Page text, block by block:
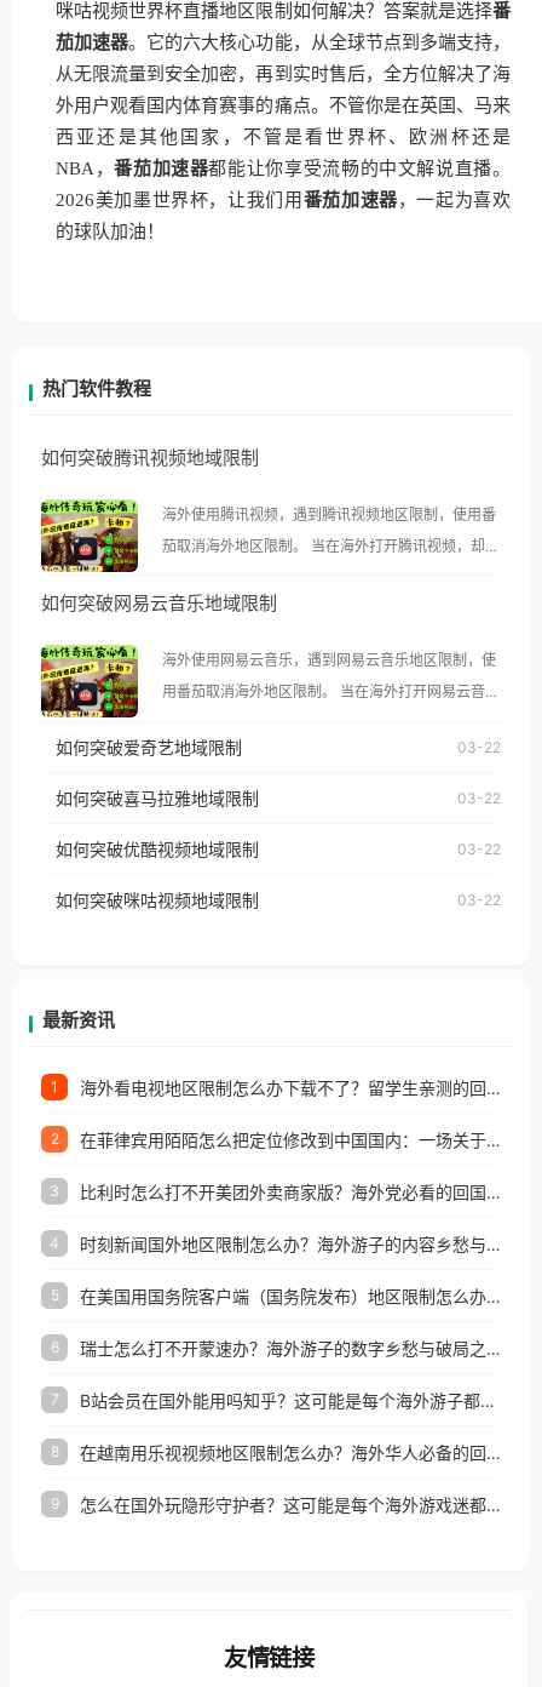
咪咕视频世界杯直播地区限制如何解决？答案就是选择番
茄加速器。它的六大核心功能，从全球节点到多端支持，
从无限流量到安全加密，再到实时售后，全方位解决了海
外用户观看国内体育赛事的痛点。不管你是在英国、马来
西亚还是其他国家，不管是看世界杯、欧洲杯还是
NBA，番茄加速器都能让你享受流畅的中文解说直播。
2026美加墨世界杯，让我们用番茄加速器，一起为喜欢
的球队加油！
热门软件教程
如何突破腾讯视频地域限制
海外使用腾讯视频，遇到腾讯视频地区限制，使用番
茄取消海外地区限制。 当在海外打开腾讯视频，却突
示语。 海外用户如香港、澳门、台湾、美国、加拿
像其他音乐平台一样，出现地区及版权限制问题，且
仅能在中国大陆地区播放。 遇到这个问题的朋友们，
使用番茄回国加速器，即可解决「海外用户收听腾讯
台湾、美国、加拿大、澳大利亚、欧洲等国家和地区
权限制所困扰。
如何突破网易云音乐地域限制
海外使用网易云音乐，遇到网易云音乐地区限制，使
用番茄取消海外地区限制。 当在海外打开网易云音
播放”的提示语。 海外用户如香港、澳门、台湾、美
国、加拿大、澳大利亚、欧洲等国家和地区时，网易
制问题，且仅能在中国大陆地区播放。 遇到这个问题
户收听网易云音乐地区版权限制」的问题，无论人在
如何突破爱奇艺地域限制 03-22
如何突破喜马拉雅地域限制 03-22
如何突破优酷视频地域限制 03-22
如何突破咪咕视频地域限制 03-22
最新资讯
1 海外看电视地区限制怎么办下载不了？留学生亲测的回国加速方案（附2026世界杯观赛技巧）
2 在菲律宾用陌陌怎么把定位修改到中国国内：一场关于归属感与连接的探索
3 比利时怎么打不开美团外卖商家版？海外党必看的回国加速全攻略
4 时刻新闻国外地区限制怎么办？海外游子的内容乡愁与破局之路
5 在美国用国务院客户端（国务院发布）地区限制怎么办？3步解决海外看国内内容难题
6 瑞士怎么打不开蒙速办？海外游子的数字乡愁与破局之路
7 B站会员在国外能用吗知乎？这可能是每个海外游子都问过的问题
8 在越南用乐视视频地区限制怎么办？海外华人必备的回国加速攻略
9 怎么在国外玩隐形守护者？这可能是每个海外游戏迷都问过的问题
友情链接